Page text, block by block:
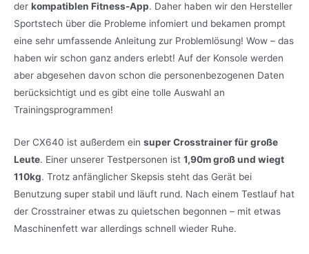
der kompatiblen Fitness-App. Daher haben wir den Hersteller
Sportstech über die Probleme infomiert und bekamen prompt
eine sehr umfassende Anleitung zur Problemlösung! Wow – das
haben wir schon ganz anders erlebt! Auf der Konsole werden
aber abgesehen davon schon die personenbezogenen Daten
berücksichtigt und es gibt eine tolle Auswahl an
Trainingsprogrammen!
Der CX640 ist außerdem ein super Crosstrainer für große
Leute. Einer unserer Testpersonen ist 1,90m groß und wiegt
110kg. Trotz anfänglicher Skepsis steht das Gerät bei
Benutzung super stabil und läuft rund. Nach einem Testlauf hat
der Crosstrainer etwas zu quietschen begonnen – mit etwas
Maschinenfett war allerdings schnell wieder Ruhe.